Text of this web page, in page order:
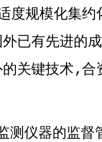
度规模化集
已有先进的
关键技术‚
测仪器的监